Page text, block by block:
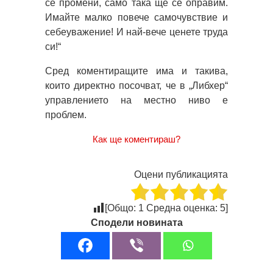
се промени, само така ще се оправим.
Имайте малко повече самочувствие и
себеуважение! И най-вече ценете труда
си!“
Сред коментиращите има и такива,
които директно посочват, че в „Либхер“
управлението на местно ниво е
проблем.
Как ще коментираш?
Оцени публикацията
[Общо: 1 Средна оценка: 5]
Сподели новината